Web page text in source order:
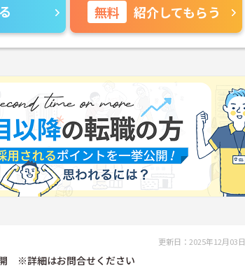
無料 紹介してもらう
更新日：2025年12月03日
※詳細はお問合せください